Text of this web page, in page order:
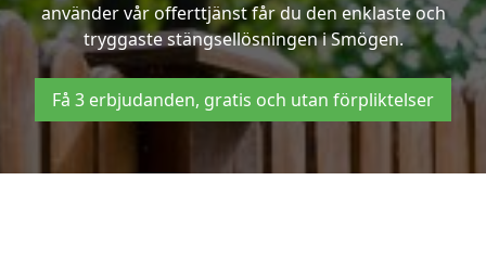
använder vår offerttjänst får du den enklaste och
tryggaste stängsellösningen i Smögen.
Få 3 erbjudanden, gratis och utan förpliktelser